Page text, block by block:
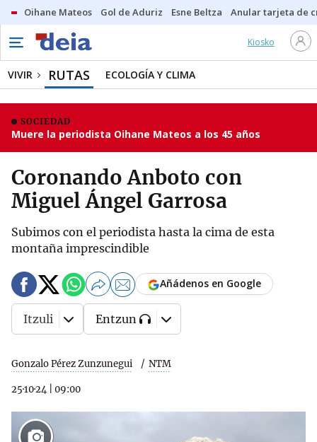
Oihane Mateos Gol de Aduriz Esne Beltza Anular tarjeta de
Kiosko
VIVIR RUTAS ECOLOGÍA Y CLIMA
SOCIEDAD
Muere la periodista Oihane Mateos a los 45 años
Coronando Anboto con
Miguel Ángel Garrosa
Subimos con el periodista hasta la cima de esta
montaña imprescindible
Gonzalo Pérez Zunzunegui NTM
25·10·24 09:00
Añádenos en Google
Itzuli Entzun